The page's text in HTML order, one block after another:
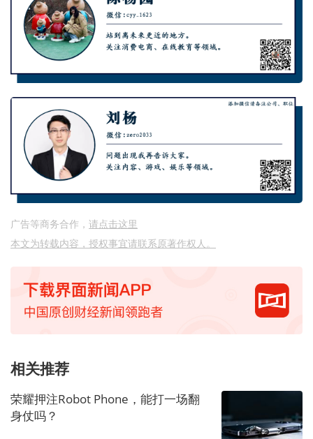
广告等商务合作， 请点击这里
本文为转载内容，授权事宜请联系原著作权人。
相关推荐
荣耀押注Robot Phone，能打一场翻
身仗吗？